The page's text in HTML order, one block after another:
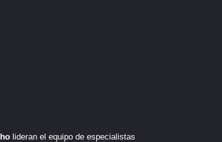
lideran el equipo de especialistas